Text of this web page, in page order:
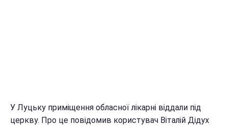
У Луцьку приміщення обласної лікарні віддали під
церкву. Про це повідомив користувач Віталій Дідух